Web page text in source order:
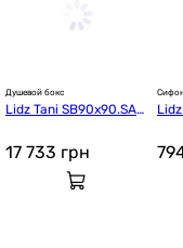
Душевой бокс
Lidz Tani SB90x90.SAT.
LOWGR)
17 733 грн